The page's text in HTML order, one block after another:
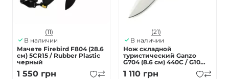
(11)
В наличии
Мачете Firebird F804 (28.6
см) 5CR15 / Rubber Plastic
черный
1 550 грн
(21)
В наличии
Нож складной
туристический Ganzo
G704 (8.6 см) 440С / G10
черный
1 110 грн